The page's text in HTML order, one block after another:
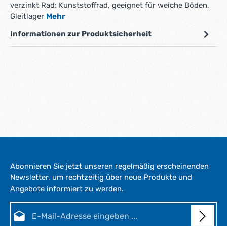
verzinkt Rad: Kunststoffrad, geeignet für weiche Böden,
Gleitlager Mehr
Informationen zur Produktsicherheit
Abonnieren Sie jetzt unseren regelmäßig erscheinenden
Newsletter, um rechtzeitig über neue Produkte und
Angebote informiert zu werden.